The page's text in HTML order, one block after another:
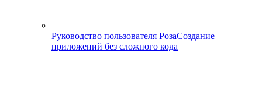
Руководство пользователя РозаСоздание
приложений без сложного кода